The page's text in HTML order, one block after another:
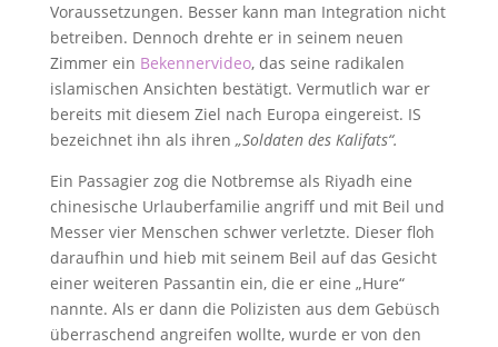
Voraussetzungen. Besser kann man Integration nicht
betreiben. Dennoch drehte er in seinem neuen
Zimmer ein Bekennervideo, das seine radikalen
islamischen Ansichten bestätigt. Vermutlich war er
bereits mit diesem Ziel nach Europa eingereist. IS
bezeichnet ihn als ihren „Soldaten des Kalifats“.
Ein Passagier zog die Notbremse als Riyadh eine
chinesische Urlauberfamilie angriff und mit Beil und
Messer vier Menschen schwer verletzte. Dieser floh
daraufhin und hieb mit seinem Beil auf das Gesicht
einer weiteren Passantin ein, die er eine „Hure“
nannte. Als er dann die Polizisten aus dem Gebüsch
überraschend angreifen wollte, wurde er von den